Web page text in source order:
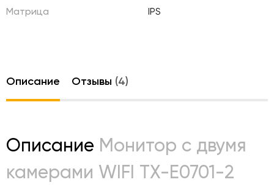
Матрица
IPS
Описание Отзывы (4)
Описание Монитор с двумя
камерами WIFI TX-E0701-2